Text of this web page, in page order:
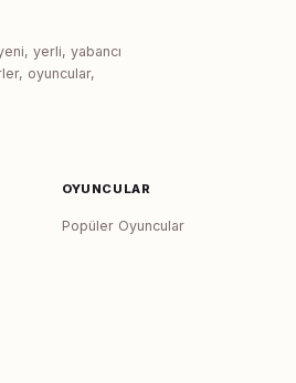
yerli, yabancı
oyuncular,
OYUNCULAR
Popüler Oyuncular